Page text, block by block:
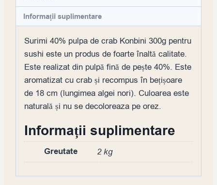
Informații suplimentare
Surimi 40% pulpa de crab Konbini 300g pentru
sushi este un produs de foarte înaltă calitate.
Este realizat din pulpă fină de pește 40%. Este
aromatizat cu crab și recompus în bețișoare
de 18 cm (lungimea algei nori). Culoarea este
naturală și nu se decoloreaza pe orez.
Informații suplimentare
Greutate 2 kg